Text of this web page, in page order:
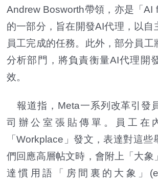
Andrew Bosworth帶領，亦是「AI
的一部分，旨在開發AI代理，以自
員工完成的任務。此外，部分員工
分析部門，將負責衡量AI代理開
效。
報道指，Meta一系列改革引發
司辦公室張貼傳單。員工在
「Workplace」發文，表達對這些
們回應高層帖文時，會附上「大象
達慣用語「房間裏的大象」